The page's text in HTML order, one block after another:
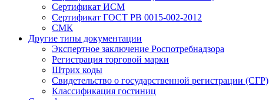
Сертификат ИСМ
Сертификат ГОСТ РВ 0015-002-2012
СМК
Другие типы документации
Экспертное заключение Роспотребнадзора
Регистрация торговой марки
Штрих коды
Свидетельство о государственной регистрации (СГР)
Классификация гостиниц